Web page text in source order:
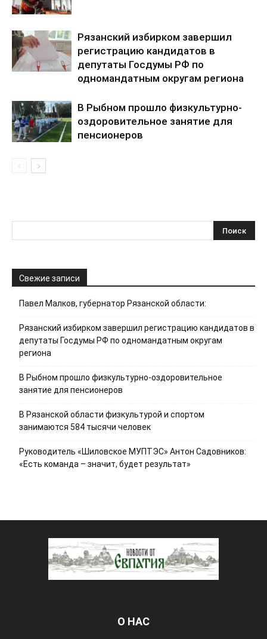
Рязанский избирком завершил
регистрацию кандидатов в
депутаты Госдумы РФ по
одномандатным округам региона
В Рыбном прошло физкультурно-
оздоровительное занятие для
пенсионеров
Свежие записи
Павел Малков, губернатор Рязанской области:
Рязанский избирком завершил регистрацию кандидатов в
депутаты Госдумы РФ по одномандатным округам
региона
В Рыбном прошло физкультурно-оздоровительное
занятие для пенсионеров
В Рязанской области физкультурой и спортом
занимаются 584 тысячи человек
Руководитель «Шиловское МУПТЭС» Антон Садовников:
«Есть команда – значит, будет результат»
О НАС